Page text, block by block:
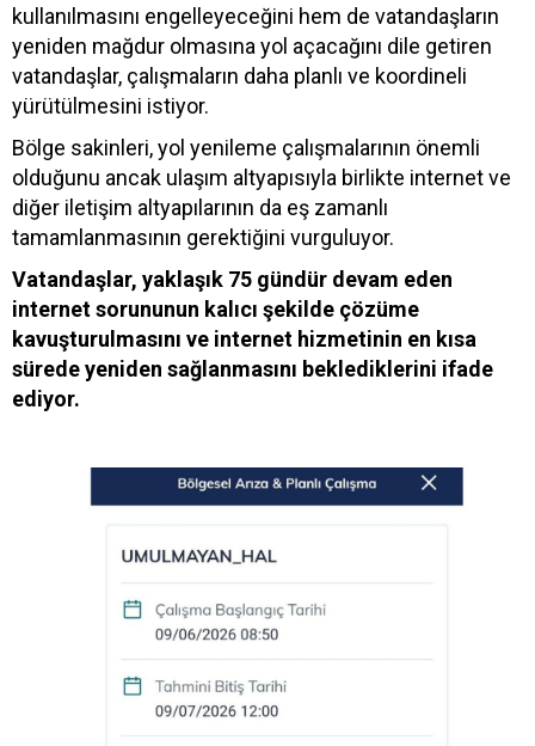
kullanılmasını engelleyeceğini hem de vatandaşların
yeniden mağdur olmasına yol açacağını dile getiren
vatandaşlar, çalışmaların daha planlı ve koordineli
yürütülmesini istiyor.
Bölge sakinleri, yol yenileme çalışmalarının önemli
olduğunu ancak ulaşım altyapısıyla birlikte internet ve
diğer iletişim altyapılarının da eş zamanlı
tamamlanmasının gerektiğini vurguluyor.
Vatandaşlar, yaklaşık 75 gündür devam eden
internet sorununun kalıcı şekilde çözüme
kavuşturulmasını ve internet hizmetinin en kısa
sürede yeniden sağlanmasını beklediklerini ifade
ediyor.